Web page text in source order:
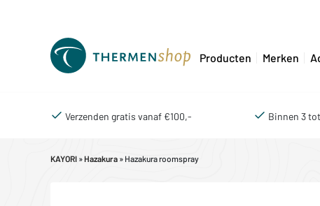
Producten Merken
Verzenden gratis vanaf €100,- Binnen 3
KAYORI »Hazakura » Hazakura roomspray